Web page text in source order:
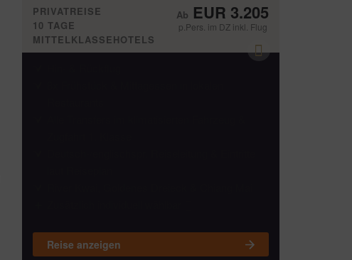
PRIVATREISE
10 TAGE
MITTELKLASSEHOTELS
EUR 3.205
p.Pers. im DZ inkl. Flug
Reise anzeigen